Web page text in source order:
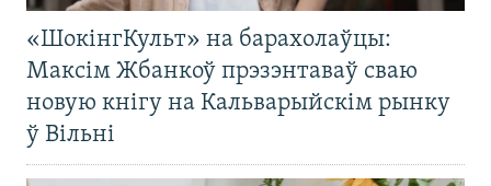
«ШокінгКульт» на барахолаўцы:
Максім Жбанкоў прэзэнтаваў сваю
новую кнігу на Кальварыйскім рынку
ў Вільні